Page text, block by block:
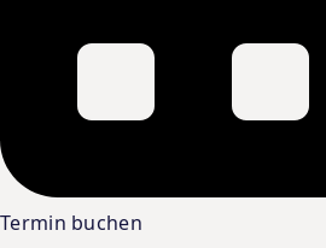
Termin buchen